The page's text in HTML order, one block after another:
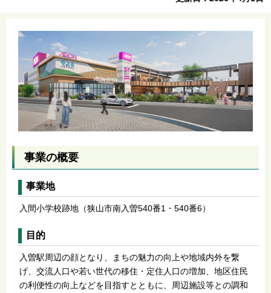
事業の概要
事業地
入間小学校跡地（狭山市南入曽540番1・540番6）
目的
入曽駅周辺の顔となり、まちの魅力の向上や地域内外を繋
げ、交流人口や若い世代の移住・定住人口の増加、地区住民
の利便性の向上などを目指すとともに、周辺施設等との調和